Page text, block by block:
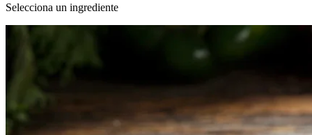
Selecciona un ingrediente